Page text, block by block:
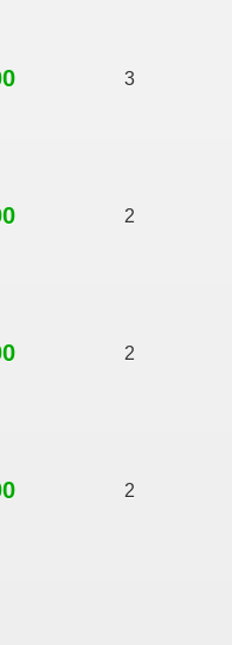
3
2
2
2